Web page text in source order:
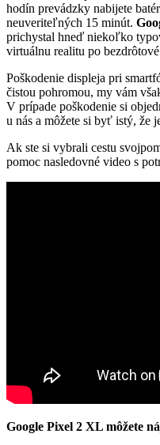
hodín prevádzky nabijete
neuveriteľných 15 minút.
prichystal hneď niekoľko
virtuálnu realitu po
Poškodenie displeja pri
čistou pohromou, my vám
V prípade poškodenie si
u nás a môžete si byť istý, že
Ak ste si vybrali cestu
pomoc nasledovné video s
Google Pixel 2 XL môžete